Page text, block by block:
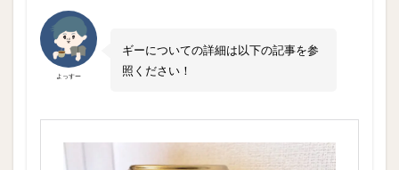
よっすー
ギーについての詳細は以下の記事を参
照ください！